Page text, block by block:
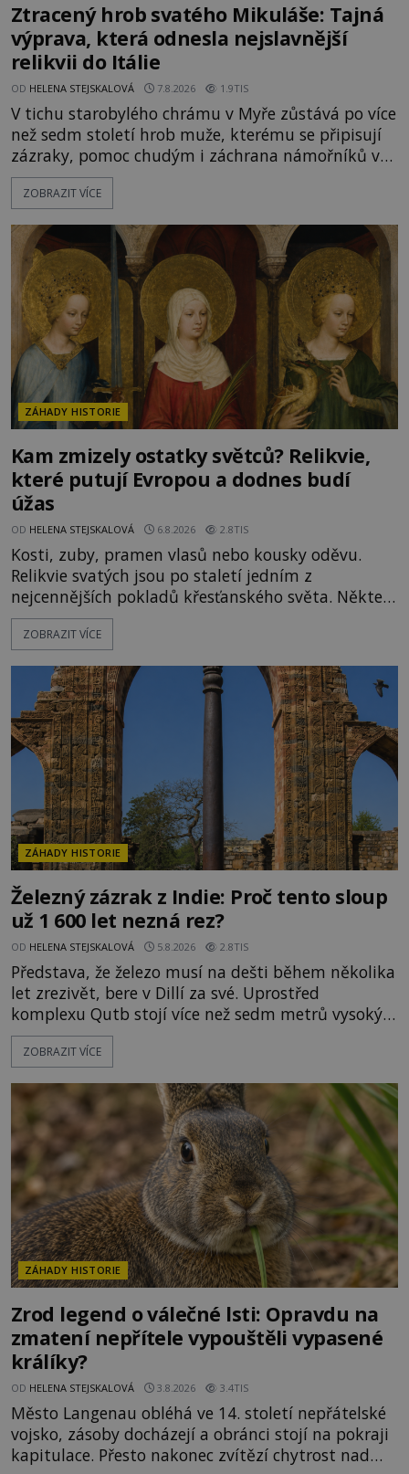
Ztracený hrob svatého Mikuláše: Tajná
výprava, která odnesla nejslavnější
relikvii do Itálie
OD HELENA STEJSKALOVÁ 7.8.2026 1.9TIS
V tichu starobylého chrámu v Myře zůstává po více
než sedm století hrob muže, kterému se připisují
zázraky, pomoc chudým i záchrana námořníků v
bouřích. Pak ale přichází rok 1087 a klidné místo
se mění v dějiště podivné noční výpravy. Skupina
Mikuláše a odváží jeho ostatky přes moře do Bari.
Je to zbožná záchrana před nebezpečím, nebo
promyšlená krádež,
ZOBRAZIT VÍCE
ZÁHADY HISTORIE
Kam zmizely ostatky světců? Relikvie,
které putují Evropou a dodnes budí
úžas
OD HELENA STEJSKALOVÁ 6.8.2026 2.8TIS
Kosti, zuby, pramen vlasů nebo kousky oděvu.
Relikvie svatých jsou po staletí jedním z
nejcennějších pokladů křesťanského světa. Některé
mají pečlivě doloženou historii, jiné provází
záhady, krádeže i nečekané objevy. Jejich osudy
o skutečné historické události. Ve středověké
Evropě mají relikvie mimořádnou hodnotu. Nejsou
jen předmětem úcty
ZOBRAZIT VÍCE
ZÁHADY HISTORIE
Železný zázrak z Indie: Proč tento sloup
už 1 600 let nezná rez?
OD HELENA STEJSKALOVÁ 5.8.2026 2.8TIS
Představa, že železo musí na dešti během několika
let zrezivět, bere v Dillí za své. Uprostřed
komplexu Qutb stojí více než sedm metrů vysoký
železný sloup, který už přibližně 1 600 let odolává
počasí s jen nepatrnými stopami koroze. Jeho
ztracených technologiích či tajemných
materiálech. Moderní metalurgie však ukazuje, že
skutečné vysvětlení je ješt
ZOBRAZIT VÍCE
ZÁHADY HISTORIE
Zrod legend o válečné lsti: Opravdu na
zmatení nepřítele vypouštěli vypasené
králíky?
OD HELENA STEJSKALOVÁ 3.8.2026 3.4TIS
Město Langenau obléhá ve 14. století nepřátelské
vojsko, zásoby docházejí a obránci stojí na pokraji
kapitulace. Přesto nakonec zvítězí chytrost nad